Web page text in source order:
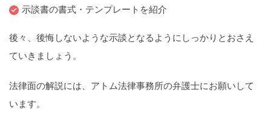
窃盗 詐欺 逮捕
示談書の書式・テンプレートを紹介
後々、後悔しないような示談となるようにしっかりとおさえ
ていきましょう。
法律面の解説には、アトム法律事務所の弁護士にお願いして
います。